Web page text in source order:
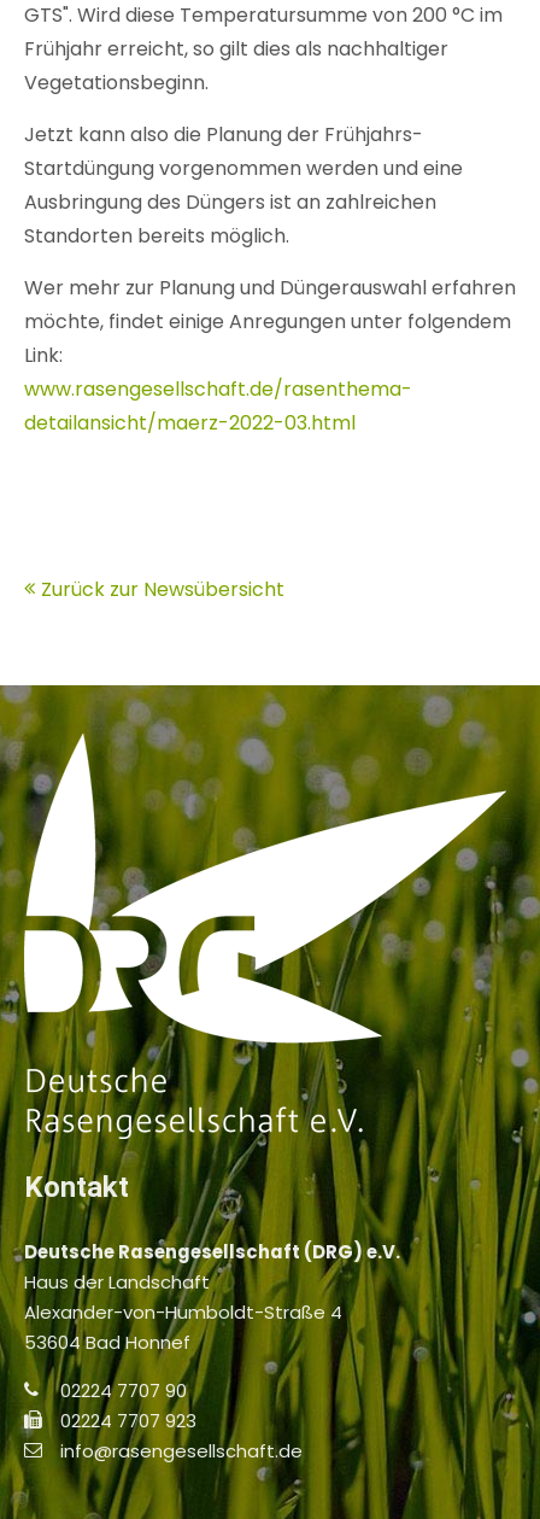
GTS". Wird diese Temperatursumme von 200 °C im
Frühjahr erreicht, so gilt dies als nachhaltiger
Vegetationsbeginn.
Jetzt kann also die Planung der Frühjahrs-
Startdüngung vorgenommen werden und eine
Ausbringung des Düngers ist an zahlreichen
Standorten bereits möglich.
Wer mehr zur Planung und Düngerauswahl erfahren
möchte, findet einige Anregungen unter folgendem
Link:
www.rasengesellschaft.de/rasenthema-
detailansicht/maerz-2022-03.html
Zurück zur Newsübersicht
Kontakt
Deutsche Rasengesellschaft (DRG) e.V.
Haus der Landschaft
Alexander-von-Humboldt-Straße 4
53604 Bad Honnef
02224 7707 90
02224 7707 923
info@rasengesellschaft.de